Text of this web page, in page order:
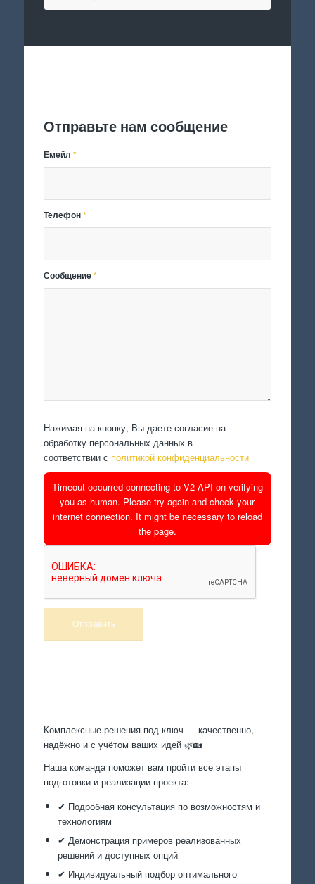
Отправьте нам сообщение
Емейл*
Телефон*
Сообщение*
Нажимая на кнопку, Вы даете согласие на
обработку персональных данных в
соответствии с политикой конфиденциальности
Timeout occurred connecting to V2 API on verifying
you as human. Please try again and check your
internet connection. It might be necessary to reload
the page.
Комплексные решения под ключ — качественно,
надёжно и с учётом ваших идей 🌿🏡
Наша команда поможет вам пройти все этапы
подготовки и реализации проекта:
✔ Подробная консультация по возможностям и
технологиям
✔ Демонстрация примеров реализованных
решений и доступных опций
✔ Индивидуальный подбор оптимального